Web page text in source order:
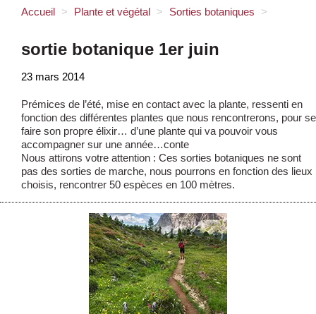
Accueil > Plante et végétal > Sorties botaniques >
sortie botanique 1er juin
23 mars 2014
Prémices de l’été, mise en contact avec la plante, ressenti en
fonction des différentes plantes que nous rencontrerons, pour se
faire son propre élixir… d’une plante qui va pouvoir vous
accompagner sur une année…conte
Nous attirons votre attention : Ces sorties botaniques ne sont
pas des sorties de marche, nous pourrons en fonction des lieux
choisis, rencontrer 50 espèces en 100 mètres.